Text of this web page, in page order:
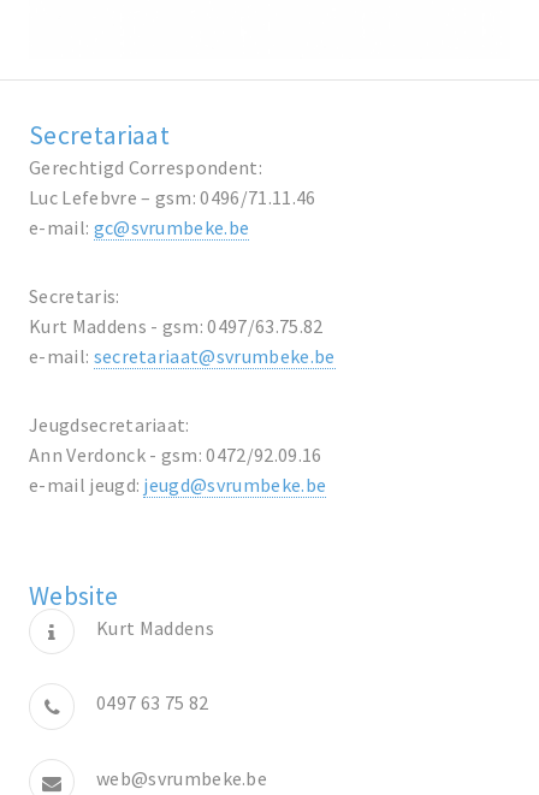
Secretariaat
Gerechtigd Correspondent:
Luc Lefebvre – gsm: 0496/71.11.46
e-mail: gc@svrumbeke.be
Secretaris:
Kurt Maddens - gsm: 0497/63.75.82
e-mail: secretariaat@svrumbeke.be
Jeugdsecretariaat:
Ann Verdonck - gsm: 0472/92.09.16
e-mail jeugd: jeugd@svrumbeke.be
Website
Kurt Maddens
0497 63 75 82
web@svrumbeke.be